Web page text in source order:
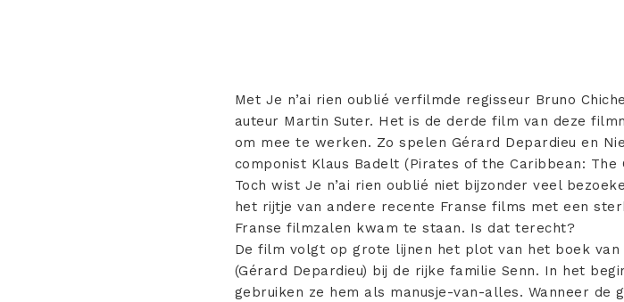
Met Je n’ai rien oublié verfilmde regisseur Bruno
auteur Martin Suter. Het is de derde film van deze
om mee te werken. Zo spelen Gérard Depardieu en
componist Klaus Badelt (Pirates of the Caribbean:
Toch wist Je n’ai rien oublié niet bijzonder veel
het rijtje van andere recente Franse films met een
Franse filmzalen kwam te staan. Is dat terecht?
De film volgt op grote lijnen het plot van het boek van
(Gérard Depardieu) bij de rijke familie Senn. In het
gebruiken ze hem als manusje-van-alles. Wanneer de